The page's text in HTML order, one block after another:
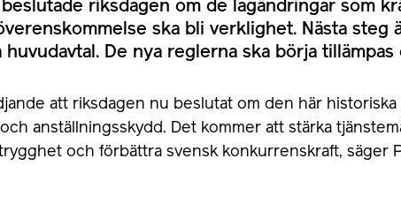
riksdagen om de lagändringar som
ska bli verklighet. Nästa steg
huvudavtal. De nya reglerna ska börja
att riksdagen nu beslutat om den här
anställningsskydd. Det kommer att stärka
och förbättra svensk konkurrenskraft, säger